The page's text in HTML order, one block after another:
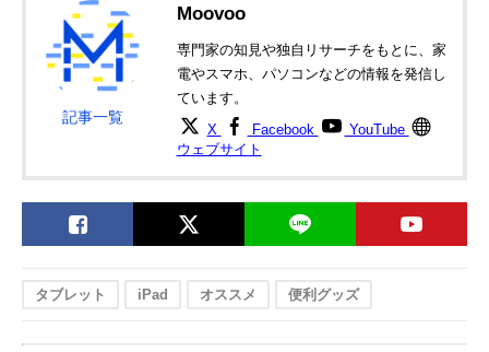
置スタンド TB-
記事一覧
Moovoo
専門家の知見や独自リサーチをもとに、家
電やスマホ、パソコンなどの情報を発信し
ています。
X Facebook
YouTube
ウェブサイト
タブレット iPad オススメ 便利グッズ